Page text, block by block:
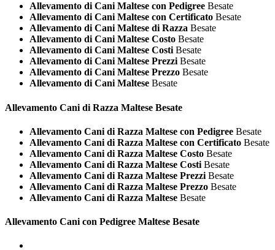
Allevamento di Cani Maltese con Pedigree Besate
Allevamento di Cani Maltese con Certificato Besate
Allevamento di Cani Maltese di Razza Besate
Allevamento di Cani Maltese Costo Besate
Allevamento di Cani Maltese Costi Besate
Allevamento di Cani Maltese Prezzi Besate
Allevamento di Cani Maltese Prezzo Besate
Allevamento di Cani Maltese Besate
Allevamento Cani di Razza Maltese Besate
Allevamento Cani di Razza Maltese con Pedigree Besate
Allevamento Cani di Razza Maltese con Certificato Besate
Allevamento Cani di Razza Maltese Costo Besate
Allevamento Cani di Razza Maltese Costi Besate
Allevamento Cani di Razza Maltese Prezzi Besate
Allevamento Cani di Razza Maltese Prezzo Besate
Allevamento Cani di Razza Maltese Besate
Allevamento Cani con Pedigree Maltese Besate